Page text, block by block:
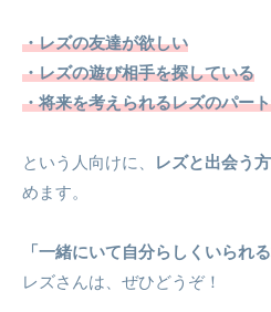
・レズの友達が欲しい
・レズの遊び相手を探している
・将来を考えられるレズのパー
という人向けに、 レズと出会う
めます。
「一緒にいて自分らしくいられ
レズさんは、ぜひどうぞ！